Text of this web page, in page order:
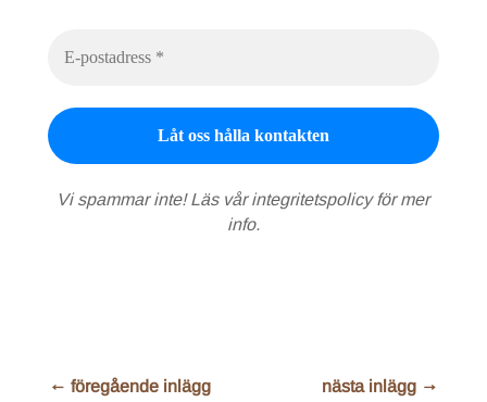
Vi spammar inte! Läs vårintegritetspolicyför mer
info.
← föregående inlägg nästa inlägg →